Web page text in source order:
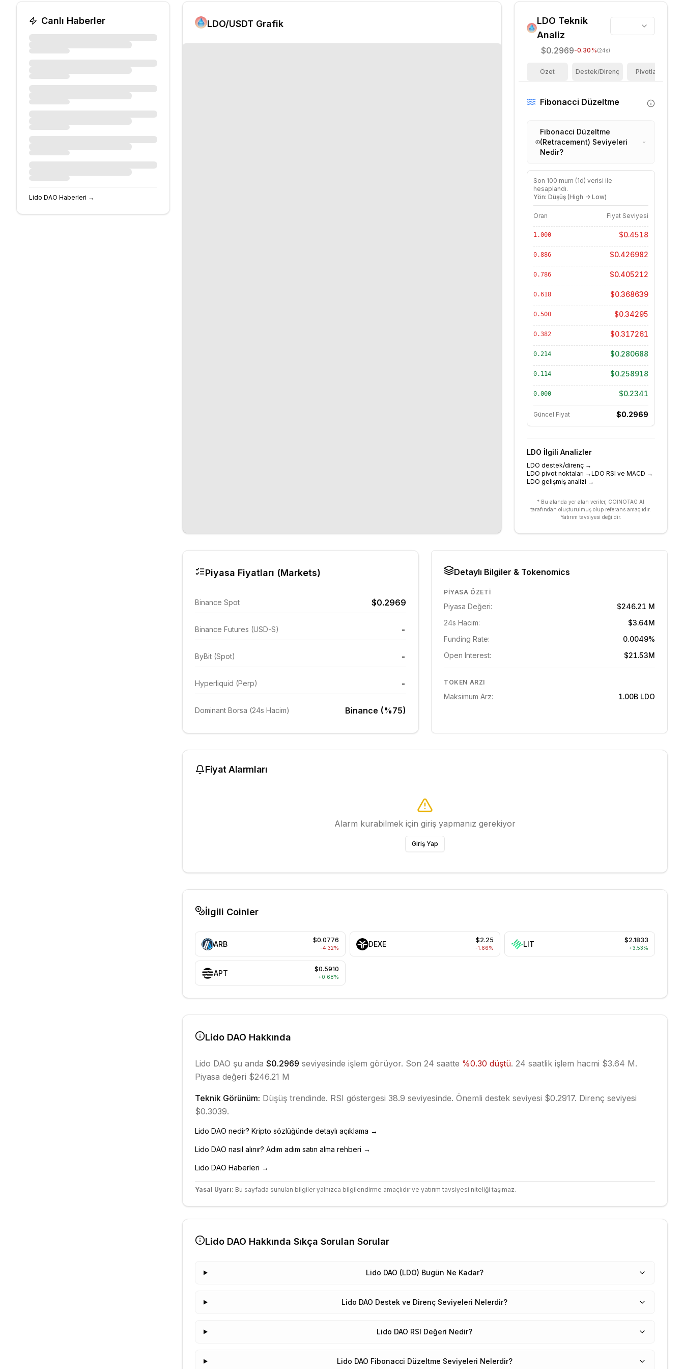
Canlı Haberler
Lido DAO Haberleri →
LDO/USDT Grafik LDO Teknik
Analiz
$0.2969-0.30%(24s)
Özet Destek/Direnç Pivotlar
Fibonacci Düzeltme
Fibonacci Düzeltme
(Retracement) Seviyeleri
Nedir?
Son 100 mum (1d) verisi ile
hesaplandı.
Yön: Düşüş (High -> Low)
Oran Fiyat Seviyesi
1.000 $0.4518
0.886 $0.426982
0.786 $0.405212
0.618 $0.368639
0.500 $0.34295
0.382 $0.317261
0.214 $0.280688
0.114 $0.258918
0.000 $0.2341
Güncel Fiyat $0.2969
LDO İlgili Analizler
LDO destek/direnç→
LDO pivot noktaları →LDO RSI ve MACD →
LDO gelişmiş analizi →
* Bu alanda yer alan veriler, COINOTAG AI
tarafından oluşturulmuş olup referans amaçlıdır.
Yatırım tavsiyesi değildir.
Piyasa Fiyatları (Markets)
Binance Spot $0.2969
Binance Futures (USD-S) -
ByBit (Spot) -
Hyperliquid (Perp) -
Dominant Borsa (24s Hacim) Binance (%75)
Detaylı Bilgiler & Tokenomics
PIYASA ÖZETI
Piyasa Değeri:
$246.21 M
24s Hacim:
$3.64M
Funding Rate:
0.0049%
Open Interest:
$21.53M
TOKEN ARZI
Maksimum Arz: 1.00B LDO
Fiyat Alarmları
Alarm kurabilmek için giriş yapmanız gerekiyor
Giriş Yap
İlgili Coinler
ARB $0.0776
-4.32% DEXE $2.25
-1.66% LIT $2.1833
+3.53%
APT $0.5910
+0.68%
Lido DAO Hakkında
Lido DAO şu anda $0.2969 seviyesinde işlem görüyor. Son 24 saatte %0.30 düştü. 24 saatlik işlem hacmi $3.64 M.
Piyasa değeri $246.21 M
Teknik Görünüm: Düşüştrendinde. RSI göstergesi 38.9 seviyesinde. Önemli destek seviyesi $0.2917. Direnç seviyesi
$0.3039.
Lido DAO nedir? Kripto sözlüğünde detaylı açıklama →
Lido DAO nasıl alınır? Adım adım satın alma rehberi →
Lido DAO Haberleri →
Yasal Uyarı: Bu sayfada sunulan bilgiler yalnızca bilgilendirme amaçlıdır ve yatırım tavsiyesi niteliği taşımaz.
Lido DAO Hakkında Sıkça Sorulan Sorular
Lido DAO (LDO) Bugün Ne Kadar?
Lido DAO Destek ve Direnç Seviyeleri Nelerdir?
Lido DAO RSI Değeri Nedir?
Lido DAO Fibonacci Düzeltme Seviyeleri Nelerdir?